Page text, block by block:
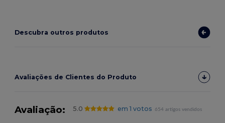
Descubra outros produtos
Avaliações de Clientes do Produto
Avaliação: 5.0 em 1 votos 654 artigos vendidos